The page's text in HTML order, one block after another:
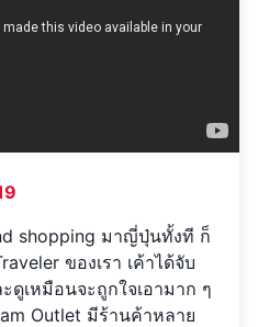
shopping มาญี่ปุ่นทั้งที ก็
ของเรา เค้าได้จับ
ดูเหมือนจะถูกใจเอามาก ๆ
Outlet มีร้านค้าหลาย